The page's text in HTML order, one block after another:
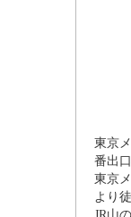
東京
番出
東京
より